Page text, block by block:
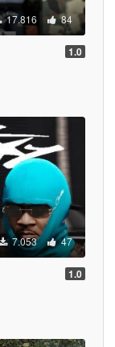
17.816 84
1.0
7.053 47
1.0